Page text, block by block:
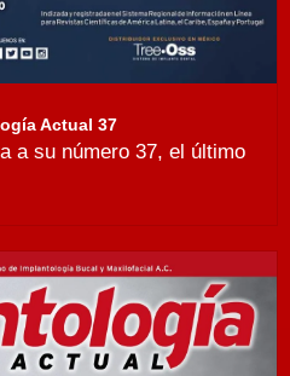
Actual 37
a su número 37, el último